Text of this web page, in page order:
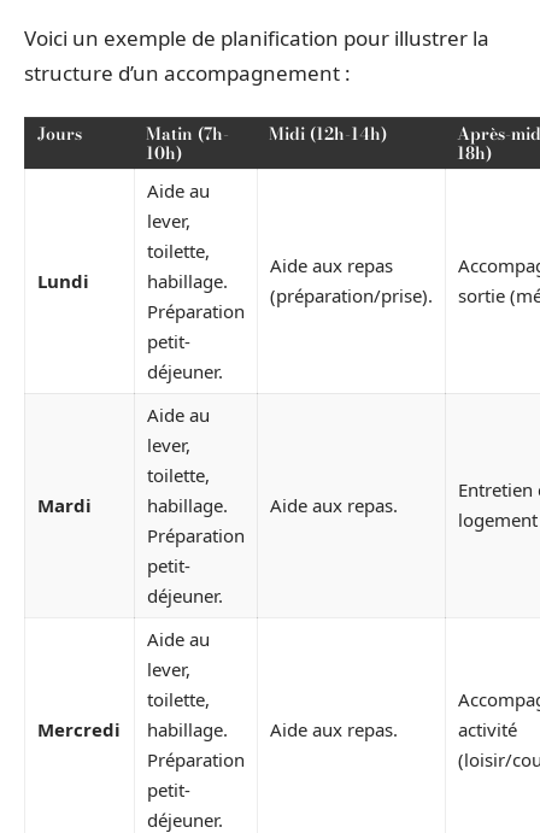
Voici un exemple de planification pour illustrer la
structure d’un accompagnement :
Jours Matin (7h-
10h)
Midi (12h-14h) Après-
18h)
Lundi
Aide au
lever,
toilette,
habillage.
Préparation
petit-
déjeuner.
Aide aux repas
(préparation/prise).
sortie
Mardi
Aide au
lever,
toilette,
habillage.
Préparation
petit-
déjeuner.
Aide aux repas.
Entretien
Mercredi
Aide au
lever,
toilette,
habillage.
Préparation
petit-
déjeuner.
Aide aux repas.
activité
(loisir/